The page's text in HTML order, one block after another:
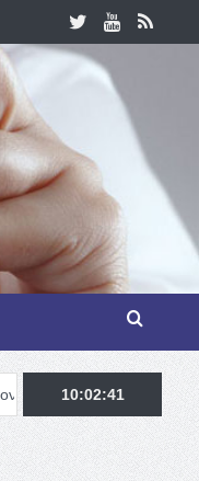
– TIF Fellowship
10:02:42